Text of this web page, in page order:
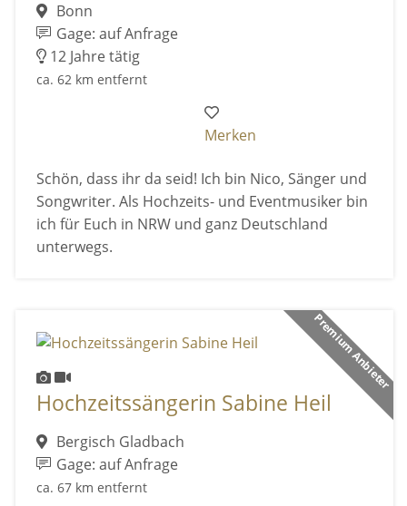
Bonn
Gage: auf Anfrage
12 Jahre tätig
ca. 62 km entfernt
Merken
Schön, dass ihr da seid! Ich bin Nico, Sänger und
Songwriter. Als Hochzeits- und Eventmusiker bin
ich für Euch in NRW und ganz Deutschland
unterwegs.
Premium Anbieter
Hochzeitssängerin Sabine Heil
Bergisch Gladbach
Gage: auf Anfrage
ca. 67 km entfernt